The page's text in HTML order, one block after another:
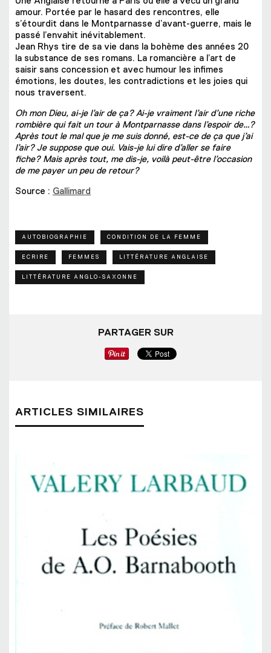
amour. Portée par le hasard des rencontres, elle
s’étourdit dans le Montparnasse d’avant-guerre, mais le
passé l’envahit inévitablement.
Jean Rhys tire de sa vie dans la bohème des années 20
la substance de ses romans. La romancière a l’art de
saisir sans concession et avec humour les infimes
émotions, les doutes, les contradictions et les joies qui
nous traversent.
Oh mon Dieu, ai-je l’air de ça? Ai-je vraiment l’air d’une riche
rombière qui fait un tour à Montparnasse dans l’espoir de…?
Après tout le mal que je me suis donné, est-ce de ça que j’ai
l’air? Je suppose que oui. Vais-je lui dire d’aller se faire
fiche? Mais après tout, me dis-je, voilà peut-être l’occasion
de me payer un peu de retour?
Source : Gallimard
AUTOBIOGRAPHIE CONDITION DE LA FEMME
ECRIRE FEMMES LITTÉRATURE ANGLAISE
LITTÉRATURE ANGLO-SAXONNE
PARTAGER SUR
ARTICLES SIMILAIRES